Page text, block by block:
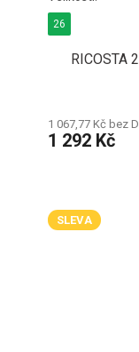
RICOSTA
1 067,77 Kč bez
1 292 Kč
26
SLEVA